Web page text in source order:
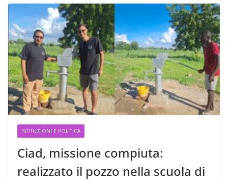
ISTITUZIONI E POLITICA
Ciad, missione compiuta:
realizzato il pozzo nella scuola di